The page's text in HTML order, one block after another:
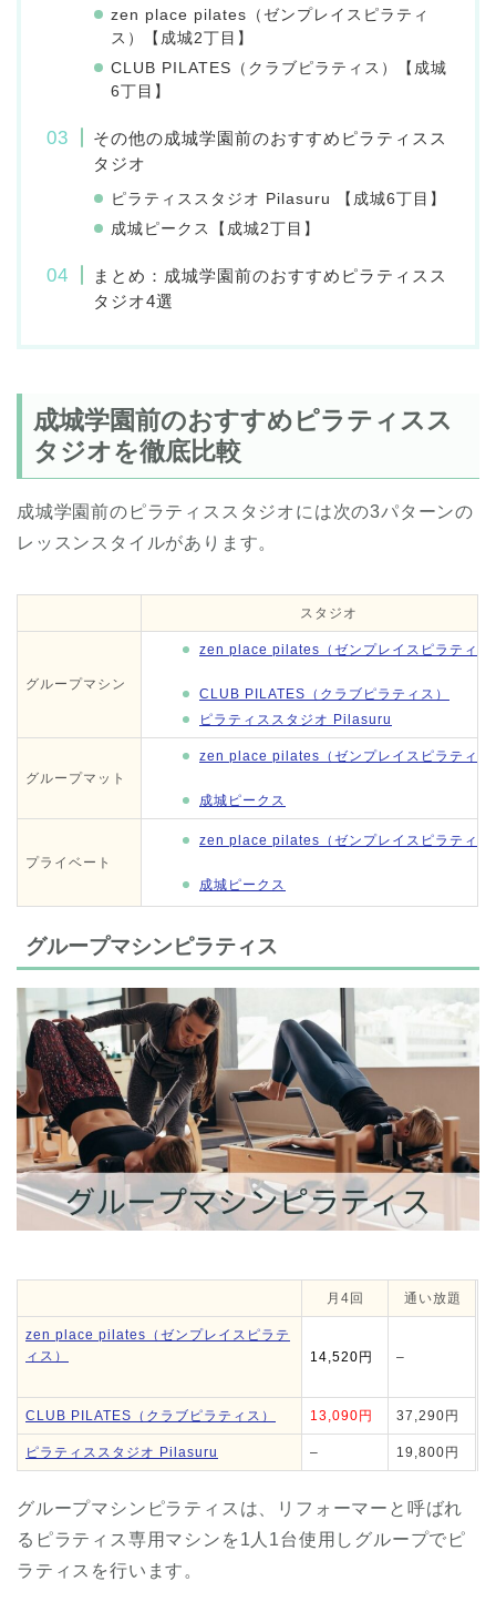
zen place pilates（ゼンプレイスピラティ
ス）【成城2丁目】
CLUB PILATES（クラブピラティス）【成城
6丁目】
その他の成城学園前のおすすめピラティスス
タジオ
ピラティススタジオ Pilasuru 【成城6丁目】
成城ピークス【成城2丁目】
まとめ：成城学園前のおすすめピラティスス
タジオ4選
成城学園前のおすすめピラティスス
タジオを徹底比較
成城学園前のピラティススタジオには次の3パターンの
レッスンスタイルがあります。
スタジオ
グループマシン
zen place pilates（ゼンプレイスピラティス
CLUB PILATES（クラブピラティス）
ピラティススタジオ Pilasuru
グループマット
zen place pilates（ゼンプレイスピラティス
成城ピークス
プライベート
zen place pilates（ゼンプレイスピラティス
成城ピークス
グループマシンピラティス
月4回 通い放題
zen place pilates（ゼンプレイスピラテ
ィス）
14,520円 –
CLUB PILATES（クラブピラティス） 13,090円 37,290円
ピラティススタジオ Pilasuru – 19,800円
グループマシンピラティスは、リフォーマーと呼ばれ
るピラティス専用マシンを1人1台使用しグループでピ
ラティスを行います。